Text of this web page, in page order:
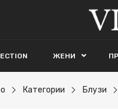
ЖЕНИ
Категории Блузи